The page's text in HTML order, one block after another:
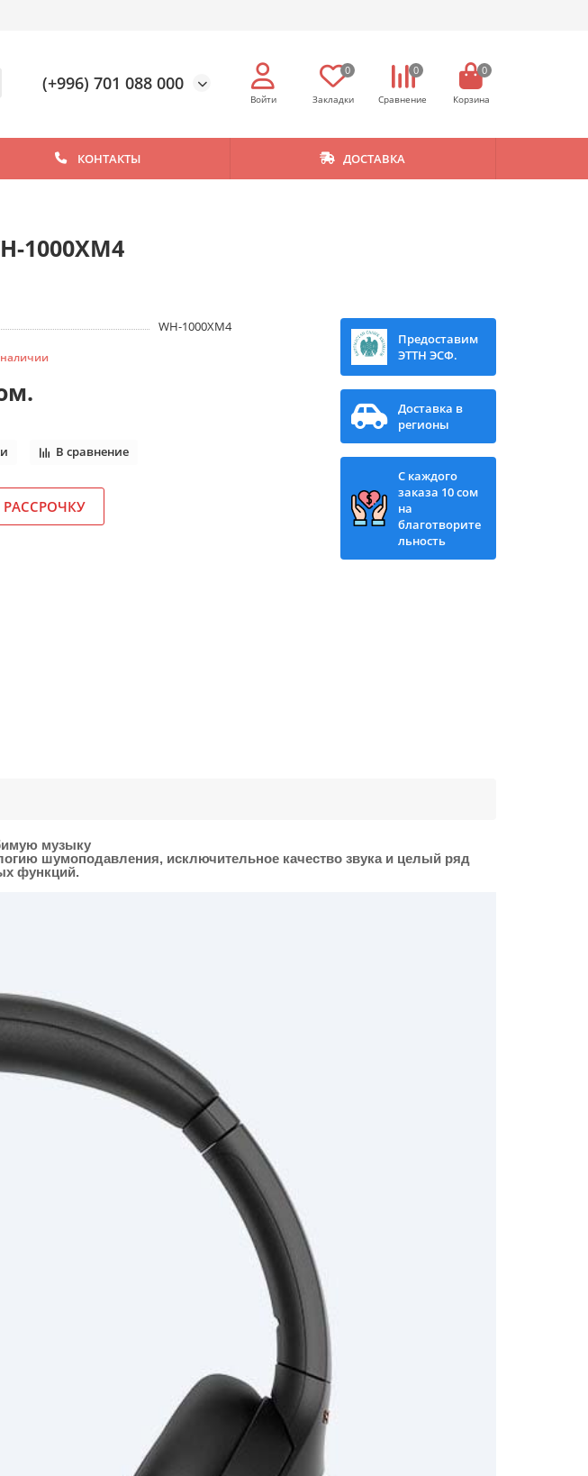
(+996) 701 088 000
0 0 0
КОНТАКТЫ ДОСТАВКА
1000XM4
WH-1000XM4
В сравнение
РАССРОЧКУ
Предоставим
ЭТТН ЭСФ.
Доставка в
регионы
С каждого
заказа 10 сом
на
благотворите
льность
музыку
шумоподавления, исключительное качество звука и целый ряд
функций.